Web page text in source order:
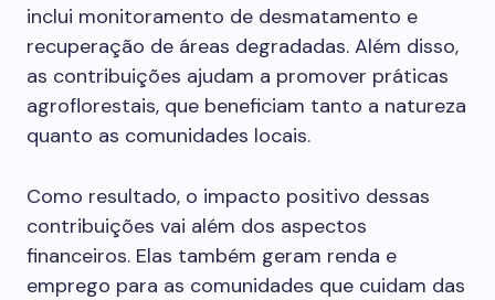
inclui monitoramento de desmatamento e
recuperação de áreas degradadas. Além disso,
as contribuições ajudam a promover práticas
agroflorestais, que beneficiam tanto a natureza
quanto as comunidades locais.
Como resultado, o impacto positivo dessas
contribuições vai além dos aspectos
financeiros. Elas também geram renda e
emprego para as comunidades que cuidam das